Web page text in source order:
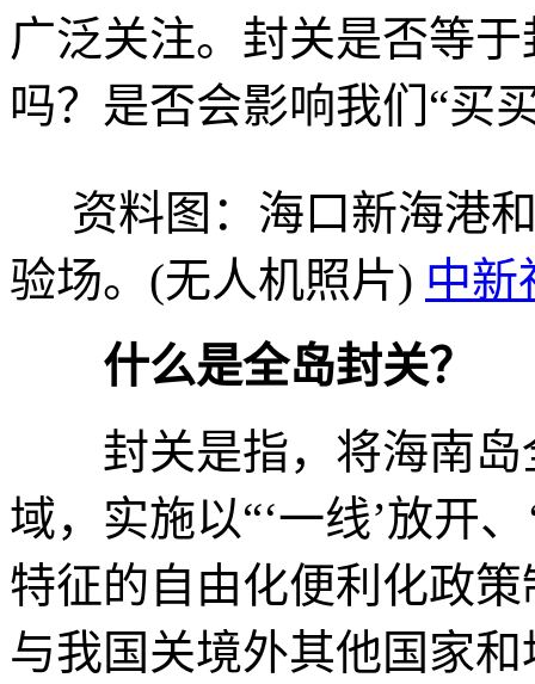
广泛关注。封关是否等
吗？是否会影响我们“买
资料图：海口新海港
验场。(无人机照片) 中新
什么是全岛封关？
封关是指，将海南岛
域，实施以“‘一线’放开
特征的自由化便利化政
与我国关境外其他国家